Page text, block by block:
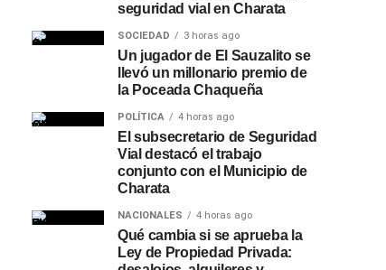
seguridad vial en Charata
SOCIEDAD 3 horas ago
Un jugador de El Sauzalito se
llevó un millonario premio de
la Poceada Chaqueña
POLÍTICA 4 horas ago
El subsecretario de Seguridad
Vial destacó el trabajo
conjunto con el Municipio de
Charata
NACIONALES 4 horas ago
Qué cambia si se aprueba la
Ley de Propiedad Privada: